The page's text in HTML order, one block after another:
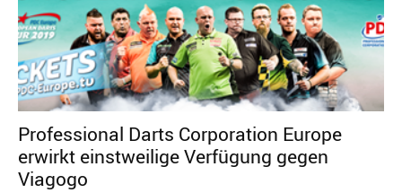
Professional Darts Corporation Europe
erwirkt einstweilige Verfügung gegen
Viagogo